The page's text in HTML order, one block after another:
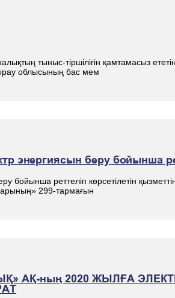
тыныс-тіршілігін қамтамасыз
облысының бас мем
энергиясын беру бойынша
бойынша реттеліп көрсетілетін
299-тармағын
АҚ-ның 2020 ЖЫЛҒА